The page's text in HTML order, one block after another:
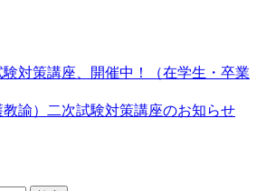
対策講座、開催中！（在学生・卒業
諭）二次試験対策講座のお知らせ